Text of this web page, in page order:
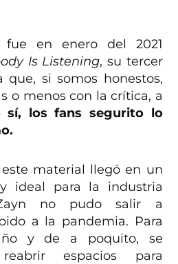
fue en enero del 2021
Is Listening, su tercer
que, si somos honestos,
o menos con la crítica, a
sí, los fans segurito lo
material llegó en un
ideal para la industria
no pudo salir a
a la pandemia. Para
y de a poquito, se
espacios para